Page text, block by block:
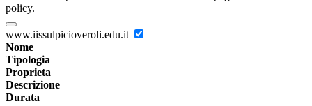
policy.
www.iissulpicioveroli.edu.it
Nome
Tipologia
Proprieta
Descrizione
Durata